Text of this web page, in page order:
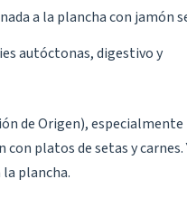
a la plancha con jamón
autóctonas, digestivo y
de Origen), especialmente
platos de setas y carnes.
plancha.